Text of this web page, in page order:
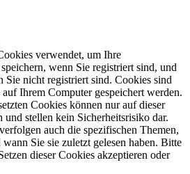
verwendet, um Ihre
wenn Sie registriert sind, und
Sie nicht registriert sind. Cookies sind
Ihrem Computer gespeichert werden.
Cookies können nur auf dieser
und stellen kein Sicherheitsrisiko dar.
auch die spezifischen Themen,
Sie sie zuletzt gelesen haben. Bitte
dieser Cookies akzeptieren oder